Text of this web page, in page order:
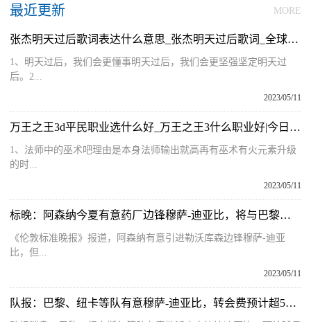
最近更新 MORE
张杰明天过后歌词表达什么意思_张杰明天过后歌词_全球播资讯
1、明天过后，我们会更懂事明天过后，我们会更坚强坚定明天过
后。2...
2023/05/11
万王之王3d平民职业选什么好_万王之王3什么职业好|今日热讯
1、法师中的巫术吧理由是本身法师输出就高再有巫术有火元素升级
的时...
2023/05/11
标晚：阿森纳今夏有意药厂边锋穆萨-迪亚比，将与巴黎竞争 环球观热点
《伦敦标准晚报》报道，阿森纳有意引进勒沃库森边锋穆萨-迪亚
比，但...
2023/05/11
队报：巴黎、纽卡等队有意穆萨-迪亚比，转会费预计超5000万欧_天天快讯